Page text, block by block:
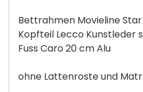
Bettrahmen Movieline Star
Kopfteil Lecco Kunstleder
Fuss Caro 20 cm Alu
ohne Lattenroste und